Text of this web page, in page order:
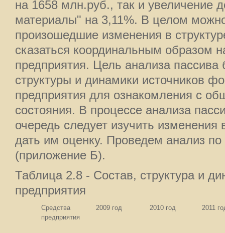
на 1658 млн.руб., так и увеличение
материалы" на 3,11%. В целом
произошедшие изменения в
сказаться координальным образом
предприятия. Цель анализа пассива
структуры и динамики источников
предприятия для ознакомления с
состояния. В процессе анализа
очередь следует изучить изменения
дать им оценку. Проведем анализ
(приложение Б).
Таблица 2.8 - Состав, структура и
предприятия
Средства
предприятия
2009 год 2010 год 2011